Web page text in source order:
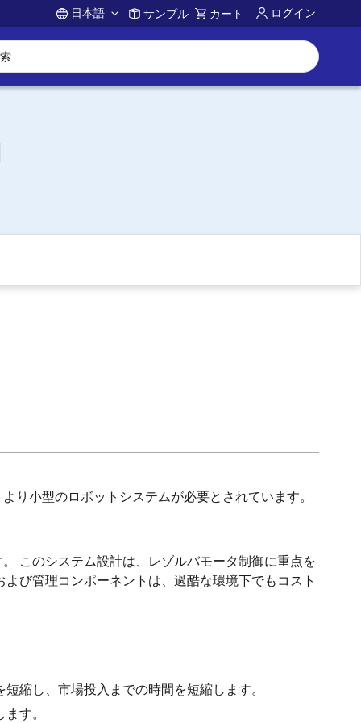
Account
日本語 サンプル カート ログイン
り小型のロボットシステムが必要とされています。
このシステム設計は、レゾルバモータ制御に重点を
び管理コンポーネントは、過酷な環境下でもコスト
縮し、市場投入までの時間を短縮します。
す。